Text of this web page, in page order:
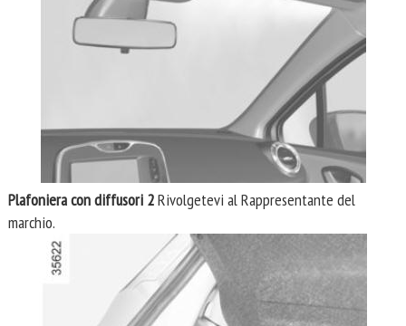
Plafoniera con diffusori 2Rivolgetevi al Rappresentante del
marchio.